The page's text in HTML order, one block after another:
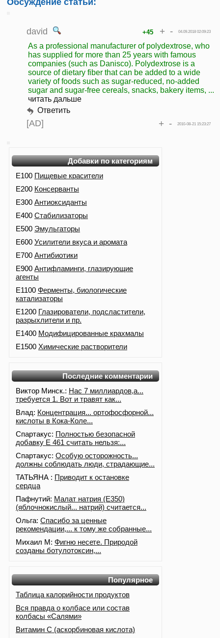
Обсуждение статьи:
david 04.09.2018 02:09:23
+45 + -
As a professional manufacturer of polydextrose, who
has supplied for more than 25 years with famous
companies (such as Danisco). Polydextrose is a
source of dietary fiber that can be added to a wide
variety of foods such as sugar-reduced, no-added
sugar and sugar-free cereals, snacks, bakery items, ...
читать дальше
Ответить
[AD] 2010-08-21 15:23:27
+ -
Добавки по категориям
E100 Пищевые красители
E200 Консерванты
E300 Антиоксиданты
E400 Стабилизаторы
E500 Эмульгаторы
E600 Усилители вкуса и аромата
E700 Антибиотики
E900 Антифламинги, глазирующие
агенты
E1100 Ферменты, биологические
катализаторы
E1200 Глазирователи, подсластители,
разрыхлители и пр.
E1400 Модифицированные крахмалы
E1500 Химические растворители
Последние комментарии
Виктор Минск.: Нас 7 миллиардов,а...
требуется 1. Вот и травят как...
Влад: Концентрация... ортофосфорной...
кислоты в Кока-Коле...
Спартакус: Полностью безопасной
добавку Е 461 считать нельзя:...
Спартакус: Особую осторожность...
должны соблюдать люди, страдающие...
ТАТЬЯНА : Приводит к остановке
сердца
Пафнутий: Малат натрия (E350)
(яблочнокислый... натрий) считается...
Ольга: Спасибо за ценные
рекомендации,... к тому же собранные...
Михаил М: Фигню несете. Природой
созданы ботулотоксин,...
Популярное
Таблица калорийности продуктов
Вся правда о колбасе или состав
колбасы «Салями»
Витамин С (аскорбиновая кислота)